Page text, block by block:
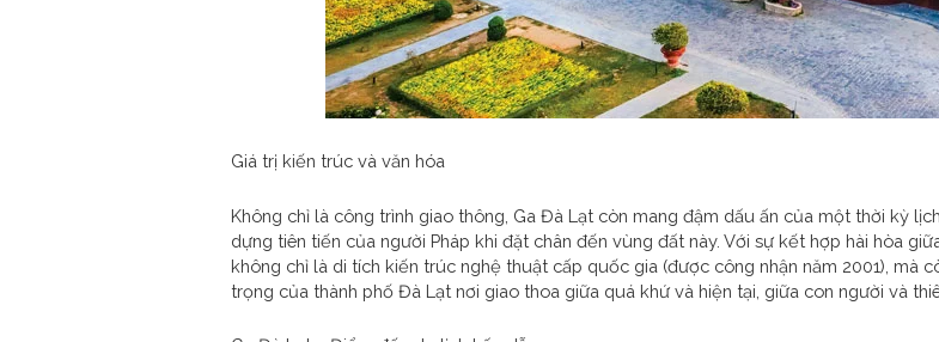
Giá trị kiến trúc và văn hóa
Không chỉ là công trình giao thông, Ga Đà Lạt còn mang đậm dấu ấn của một thời kỳ
dựng tiên tiến của người Pháp khi đặt chân đến vùng đất này. Với sự kết hợp hài hòa
không chỉ là di tích kiến trúc nghệ thuật cấp quốc gia (được công nhận năm 2001), mà
trọng của thành phố Đà Lạt nơi giao thoa giữa quá khứ và hiện tại, giữa con người và